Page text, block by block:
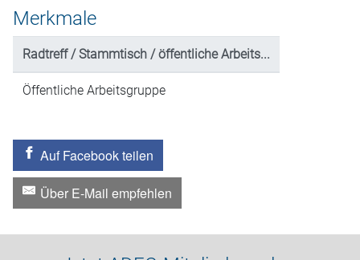
Merkmale
Radtreff / Stammtisch / öffentliche Arbeits...
Öffentliche Arbeitsgruppe
Auf Facebook teilen
Über E-Mail empfehlen